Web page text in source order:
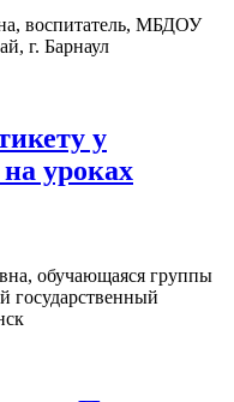
воспитатель, МБДОУ
г. Барнаул
у
уроках
обучающаяся группы